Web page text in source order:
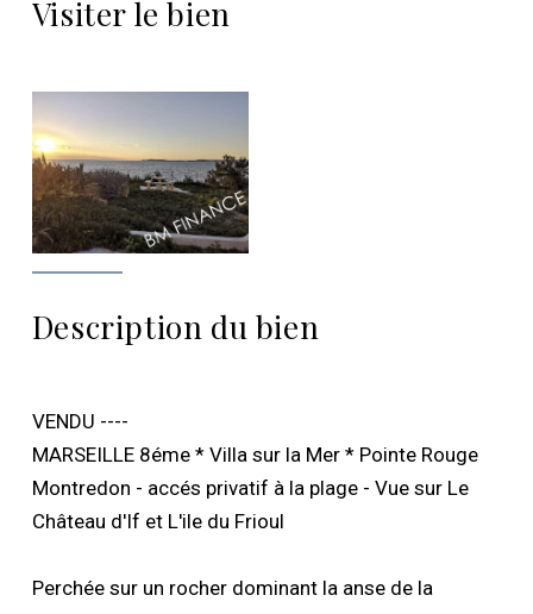
Visiter le bien
Description du bien
VENDU ----
MARSEILLE 8éme * Villa sur la Mer * Pointe Rouge
Montredon - accés privatif à la plage - Vue sur Le
Château d'If et L'ile du Frioul
Perchée sur un rocher dominant la anse de la